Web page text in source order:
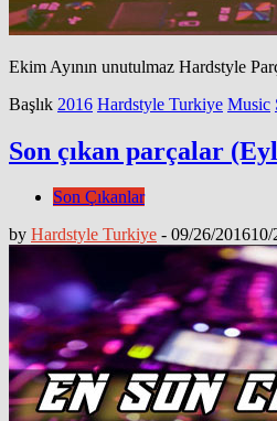
Ekim Ayının unutulmaz Hardstyle
Başlık 2016 Hardstyle Turkiye Music
Son çıkan parçalar
Son Çıkanlar
by Hardstyle Turkiye - 09/26/201610/